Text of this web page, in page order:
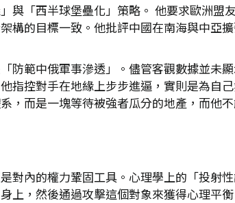
「西半球堡壘化」策略。 他要求歐洲盟
構的目標一致。他批評中國在南海與中亞
防範中俄軍事滲透」。儘管客觀數據並未
指控對手在地緣上步步進逼，實則是為自
，而是一塊等待被強者瓜分的地產，而他
對內的權力鞏固工具。心理學上的「投射
上，然後通過攻擊這個對象來獲得心理平衡